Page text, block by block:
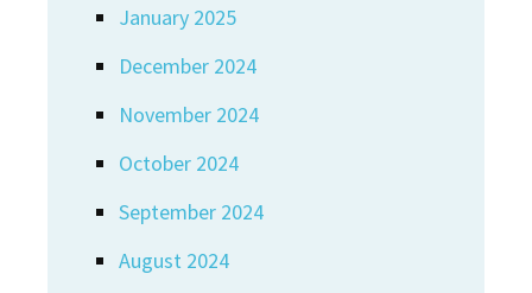
January 2025
December 2024
November 2024
October 2024
September 2024
August 2024